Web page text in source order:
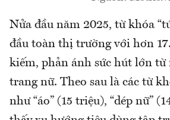
Nửa đầu năm 2025, từ khóa
đầu toàn thị trường với hơn
kiếm, phản ánh sức hút lớn
trang nữ. Theo sau là các từ
như “áo” (15 triệu), “dép nữ”